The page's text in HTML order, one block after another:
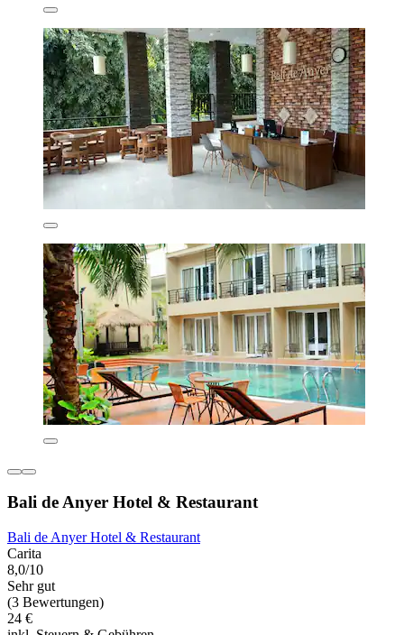
Bali de Anyer Hotel & Restaurant
Bali de Anyer Hotel & Restaurant
Carita
8,0/10
Sehr gut
(3 Bewertungen)
24 €